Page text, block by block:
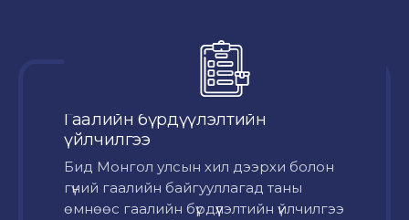
Гаалийн бүрдүүлэлтийн
үйлчилгээ
Бид Монгол улсын хил дээрхи болон
гүний гаалийн байгууллагад таны
өмнөөс гаалийн бүрдүүлэлтийн үйлчилгээ